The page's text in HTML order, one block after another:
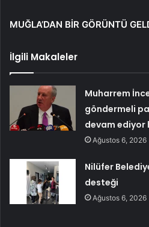
MUĞLA’DAN BİR GÖRÜNTÜ
İlgili Makaleler
Muharrem
göndermeli
devam ediyor
Ağustos 6, 2026
Nilüfer
desteği
Ağustos 6, 2026